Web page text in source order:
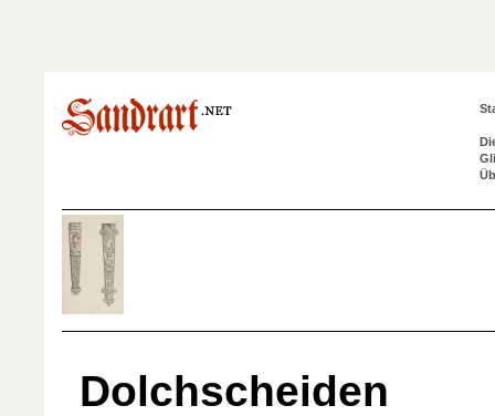
Dolchscheiden